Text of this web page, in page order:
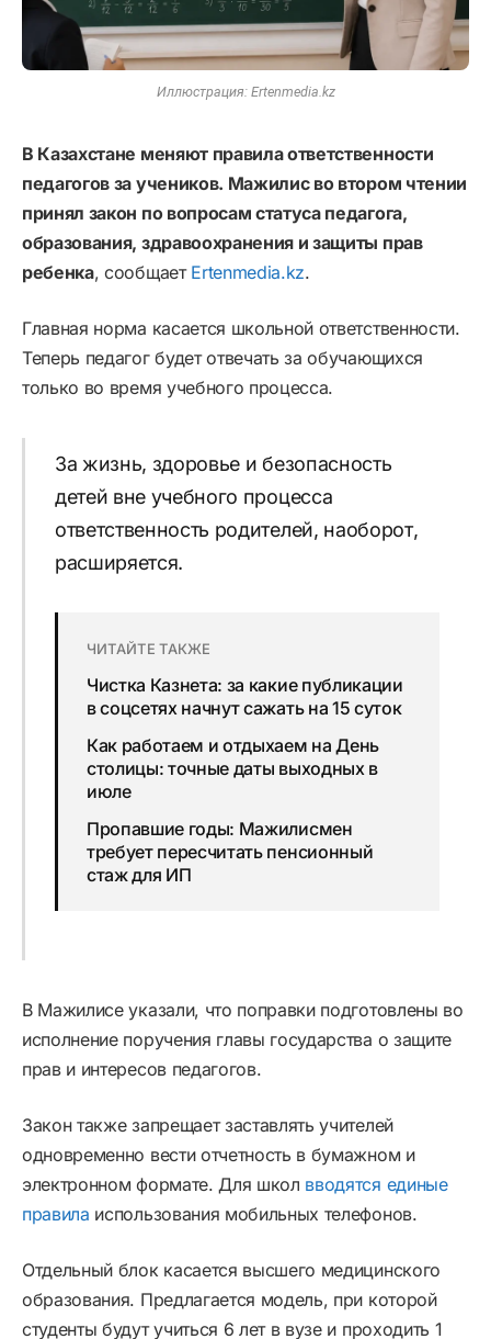
Иллюстрация: Ertenmedia.kz
В Казахстане меняют правила ответственности
педагогов за учеников. Мажилис во втором чтении
принял закон по вопросам статуса педагога,
образования, здравоохранения и защиты прав
ребенка, сообщает Ertenmedia.kz.
Главная норма касается школьной ответственности.
Теперь педагог будет отвечать за обучающихся
только во время учебного процесса.
За жизнь, здоровье и безопасность
детей вне учебного процесса
ответственность родителей, наоборот,
расширяется.
ЧИТАЙТЕ ТАКЖЕ
Чистка Казнета: за какие публикации
в соцсетях начнут сажать на 15 суток
Как работаем и отдыхаем на День
столицы: точные даты выходных в
июле
Пропавшие годы: Мажилисмен
требует пересчитать пенсионный
стаж для ИП
В Мажилисе указали, что поправки подготовлены во
исполнение поручения главы государства о защите
прав и интересов педагогов.
Закон также запрещает заставлять учителей
одновременно вести отчетность в бумажном и
электронном формате. Для школ вводятся единые
правила использования мобильных телефонов.
Отдельный блок касается высшего медицинского
образования. Предлагается модель, при которой
студенты будут учиться 6 лет в вузе и проходить 1